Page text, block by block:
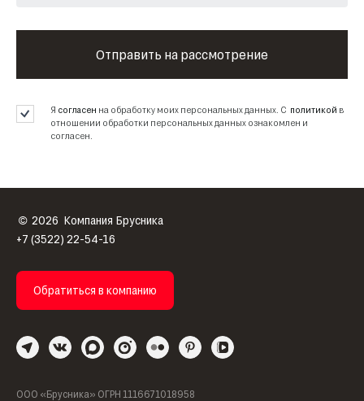
Отправить на рассмотрение
Я согласен на обработку моих персональных данных. С политикой в
отношении обработки персональных данных ознакомлен и
согласен.
© 2026 Компания Брусника
+7 (3522) 22-54-16
Обратиться в компанию
ООО «Брусника» ОГРН 1116671018958